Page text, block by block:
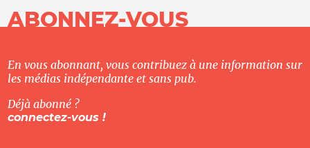
ABONNEZ-VOUS
En vous abonnant, vous contribuez à une information sur
les médias indépendante et sans pub.
Déjà abonné ?
connectez-vous !